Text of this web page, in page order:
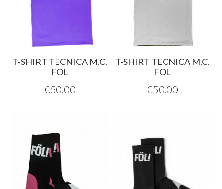
T-SHIRT TECNICA M.C.
FOL
€50,00
T-SHIRT TECNICA M.C.
FOL
€50,00